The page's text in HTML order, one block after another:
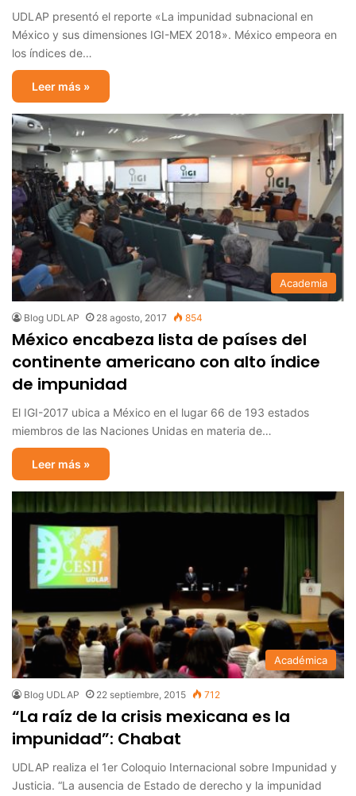
UDLAP presentó el reporte «La impunidad subnacional en
México y sus dimensiones IGI-MEX 2018». México empeora en
los índices de…
Leer más »
Academia
Blog UDLAP 28 agosto, 2017 854
México encabeza lista de países del
continente americano con alto índice
de impunidad
El IGI-2017 ubica a México en el lugar 66 de 193 estados
miembros de las Naciones Unidas en materia de…
Leer más »
Académica
Blog UDLAP 22 septiembre, 2015 712
“La raíz de la crisis mexicana es la
impunidad”: Chabat
UDLAP realiza el 1er Coloquio Internacional sobre Impunidad y
Justicia. “La ausencia de Estado de derecho y la impunidad